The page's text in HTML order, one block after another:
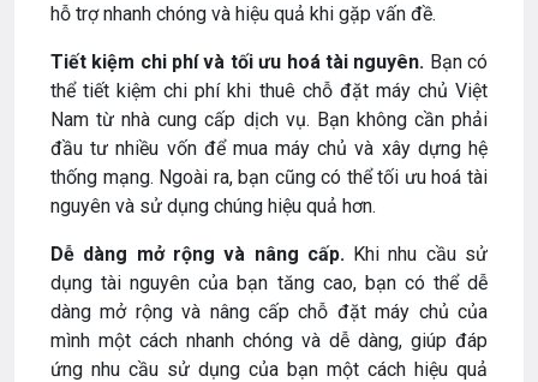
hỗ trợ nhanh chóng và hiệu quả khi gặp vấn đề.
Tiết kiệm chi phí và tối ưu hoá tài nguyên. Bạn có
thể tiết kiệm chi phí khi thuê chỗ đặt máy chủ Việt
Nam từ nhà cung cấp dịch vụ. Bạn không cần phải
đầu tư nhiều vốn để mua máy chủ và xây dựng hệ
thống mạng. Ngoài ra, bạn cũng có thể tối ưu hoá tài
nguyên và sử dụng chúng hiệu quả hơn.
Dễ dàng mở rộng và nâng cấp.Khi nhu cầu sử
dụng tài nguyên của bạn tăng cao, bạn có thể dễ
dàng mở rộng và nâng cấp chỗ đặt máy chủ của
mình một cách nhanh chóng và dễ dàng, giúp đáp
ứng nhu cầu sử dụng của bạn một cách hiệu quả